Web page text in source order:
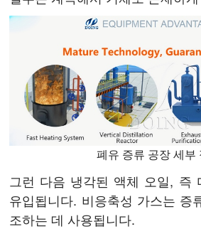
폐유 증류 공장 세부
그런 다음 냉각된 액체 오일, 즉
유입됩니다. 비응축성 가스는 증
조하는 데 사용됩니다.